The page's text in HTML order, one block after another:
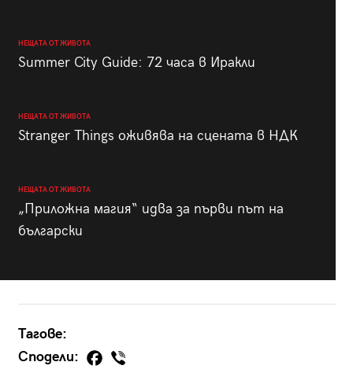
НЕЩАТА ОТ ЖИВОТА
Summer City Guide: 72 часа в Иракли
НЕЩАТА ОТ ЖИВОТА
Stranger Things оживява на сцената в НДК
НЕЩАТА ОТ ЖИВОТА
„Приложна магия“ идва за първи път на
български
Тагове:
Сподели: